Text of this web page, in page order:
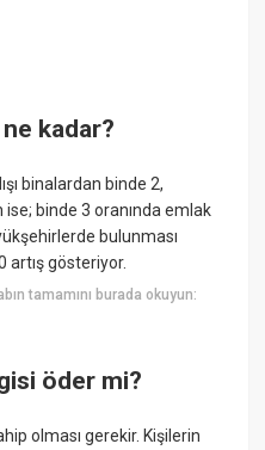
kadar?
binalardan binde 2,
binde 3 oranında emlak
bulunması
artış gösteriyor.
tamamını burada okuyun:
öder mi?
olması gerekir. Kişilerin